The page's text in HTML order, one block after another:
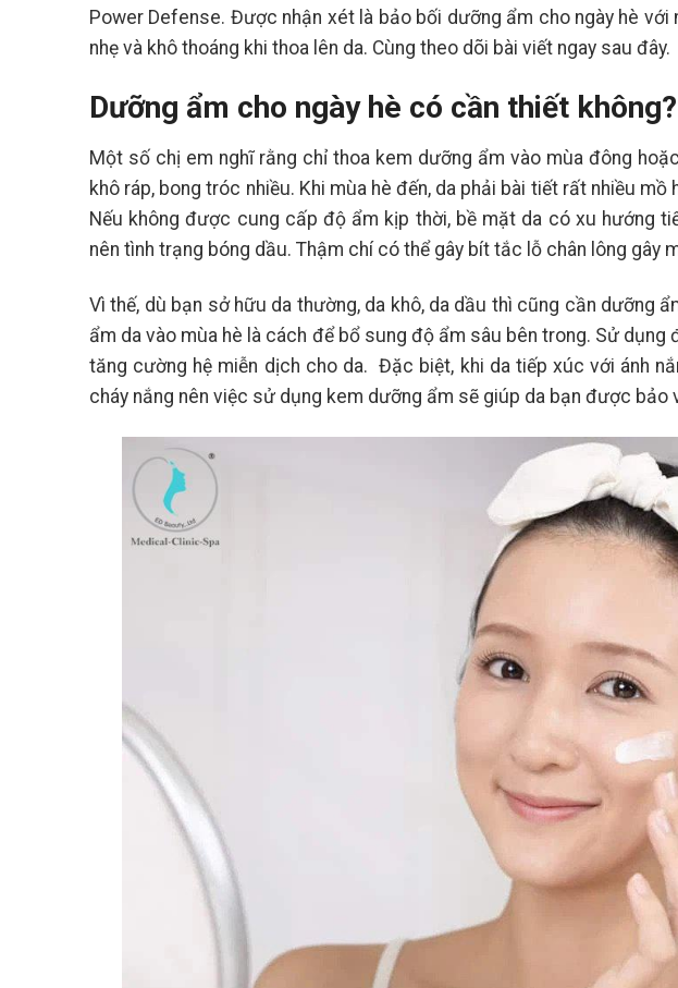
Power Defense. Được nhận xét là bảo bối dưỡng ẩm cho ngày hè
nhẹ và khô thoáng khi thoa lên da. Cùng theo dõi bài viết ngay sau đây.
Dưỡng ẩm cho ngày hè có cần thiết không?
Một số chị em nghĩ rằng chỉ thoa kem dưỡng ẩm vào mùa đông
khô ráp, bong tróc nhiều. Khi mùa hè đến, da phải bài tiết rất nhiều
Nếu không được cung cấp độ ẩm kịp thời, bề mặt da có xu hướng
nên tình trạng bóng dầu. Thậm chí có thể gây bít tắc lỗ chân lông gây
Vì thế, dù bạn sở hữu da thường, da khô, da dầu thì cũng cần dưỡng
ẩm da vào mùa hè là cách để bổ sung độ ẩm sâu bên trong. Sử
tăng cường hệ miễn dịch cho da. Đặc biệt, khi da tiếp xúc với ánh
cháy nắng nên việc sử dụng kem dưỡng ẩm sẽ giúp da bạn được bảo
Cách Kết Hợp Obagi BHA
28
Retinol Và
Cho Da Bạn?
24